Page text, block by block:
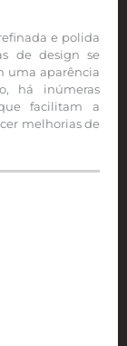
e polida
de design se
uma aparência
há inúmeras
facilitam a
melhorias de